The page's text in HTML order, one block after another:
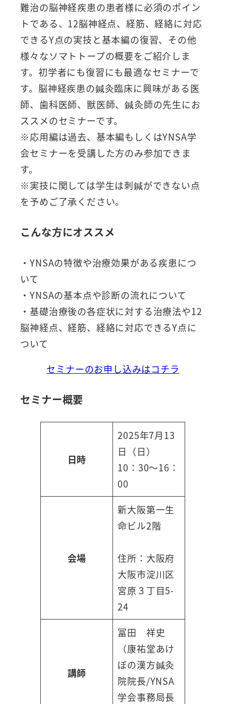
難治の脳神経疾患の患者様に必須のポイン
トである、12脳神経点、経筋、経絡に対応
できるY点の実技と基本編の復習、その他
様々なソマトトープの概要をご紹介しま
す。初学者にも復習にも最適なセミナーで
す。脳神経疾患の鍼灸臨床に興味がある医
師、歯科医師、獣医師、鍼灸師の先生にお
ススメのセミナーです。
※応用編は過去、基本編もしくはYNSA学
会セミナーを受講した方のみ参加できま
す。
※実技に関しては学生は刺鍼ができない点
を予めご了承ください。
こんな方にオススメ
・YNSAの特徴や治療効果がある疾患につ
いて
・YNSAの基本点や診断の流れについて
・基礎治療後の各症状に対する治療法や12
脳神経点、経筋、経絡に対応できるY点に
ついて
セミナーのお申し込みはコチラ
セミナー概要
日時
2025年7月13
日（日）
10：30～16：
00
会場
新大阪第一生
命ビル2階
住所：大阪府
大阪市淀川区
宮原３丁目5-
24
講師
冨田 祥史
（康祐堂あけ
ぼの漢方鍼灸
院院長/YNSA
学会事務局長